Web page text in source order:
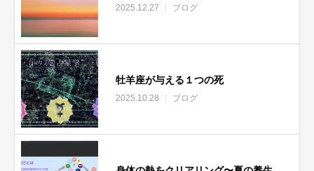
2025.12.27 ブログ
牡羊座が与える１つの死
2025.10.28 ブログ